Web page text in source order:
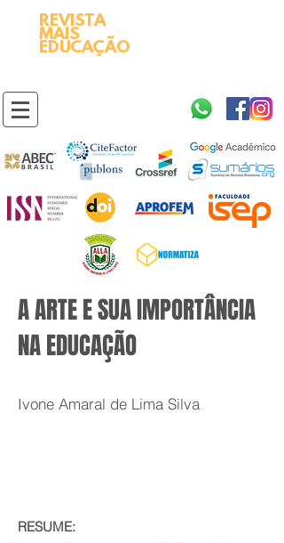
REVISTA
MAIS
EDUCAÇÃO
A ARTE E SUA IMPORTÂNCIA
NA EDUCAÇÃO
Ivone Amaral de Lima Silva
RESUME: